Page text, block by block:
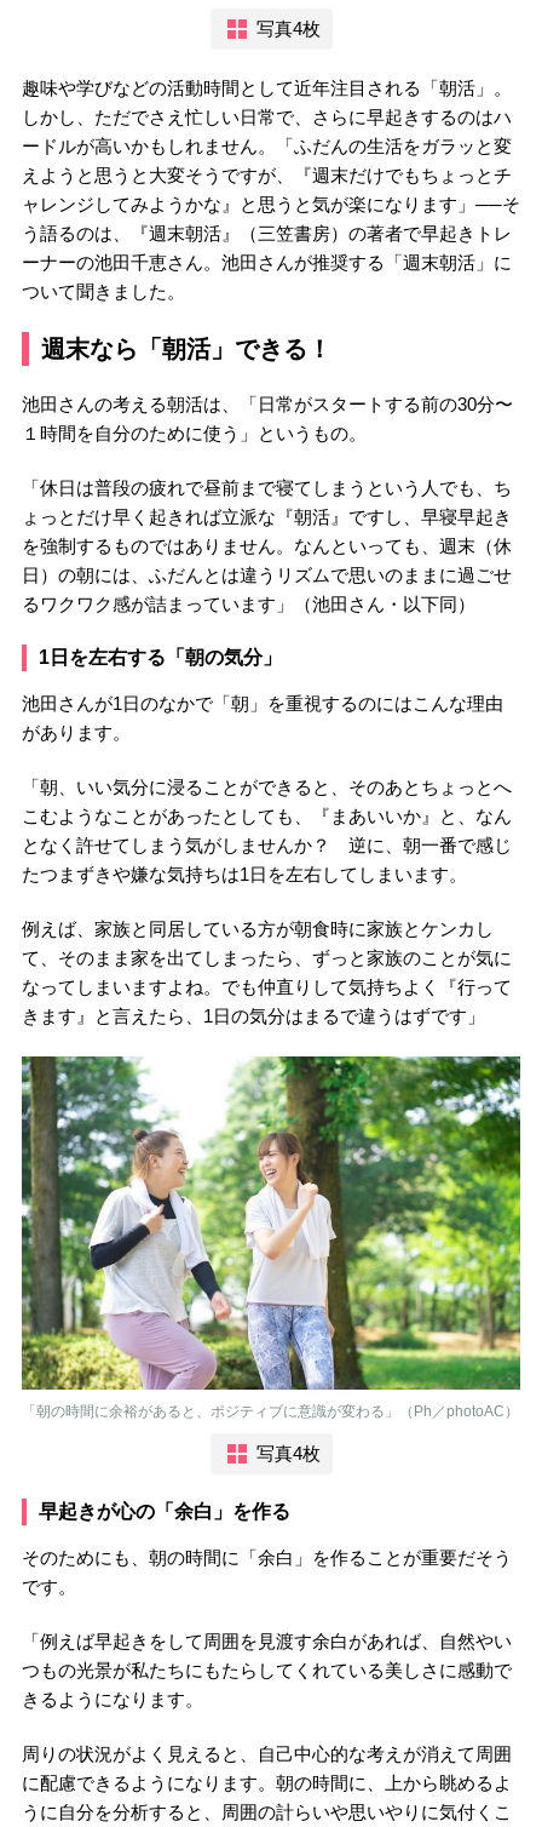
写真4枚
趣味や学びなどの活動時間として近年注目される「朝活」。
しかし、ただでさえ忙しい日常で、さらに早起きするのはハ
ードルが高いかもしれません。「ふだんの生活をガラッと変
えようと思うと大変そうですが、『週末だけでもちょっとチ
ャレンジしてみようかな』と思うと気が楽になります」──そ
う語るのは、『週末朝活』（三笠書房）の著者で早起きトレ
ーナーの池田千恵さん。池田さんが推奨する「週末朝活」に
ついて聞きました。
週末なら「朝活」できる！
池田さんの考える朝活は、「日常がスタートする前の30分〜
１時間を自分のために使う」というもの。
「休日は普段の疲れで昼前まで寝てしまうという人でも、ち
ょっとだけ早く起きれば立派な『朝活』ですし、早寝早起き
を強制するものではありません。なんといっても、週末（休
日）の朝には、ふだんとは違うリズムで思いのままに過ごせ
るワクワク感が詰まっています」（池田さん・以下同）
1日を左右する「朝の気分」
池田さんが1日のなかで「朝」を重視するのにはこんな理由
があります。
「朝、いい気分に浸ることができると、そのあとちょっとへ
こむようなことがあったとしても、『まあいいか』と、なん
となく許せてしまう気がしませんか？ 逆に、朝一番で感じ
たつまずきや嫌な気持ちは1日を左右してしまいます。
例えば、家族と同居している方が朝食時に家族とケンカし
て、そのまま家を出てしまったら、ずっと家族のことが気に
なってしまいますよね。でも仲直りして気持ちよく『行って
きます』と言えたら、1日の気分はまるで違うはずです」
「朝の時間に余裕があると、ポジティブに意識が変わる」（Ph／photoAC）
写真4枚
早起きが心の「余白」を作る
そのためにも、朝の時間に「余白」を作ることが重要だそう
です。
「例えば早起きをして周囲を見渡す余白があれば、自然やい
つもの光景が私たちにもたらしてくれている美しさに感動で
きるようになります。
周りの状況がよく見えると、自己中心的な考えが消えて周囲
に配慮できるようになります。朝の時間に、上から眺めるよ
うに自分を分析すると、周囲の計らいや思いやりに気付くこ